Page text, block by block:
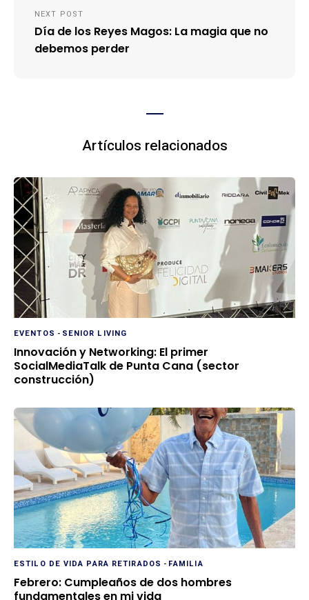
NEXT POST
Día de los Reyes Magos: La magia que no
debemos perder
Artículos relacionados
EVENTOS - SENIOR LIVING
Innovación y Networking: El primer
SocialMediaTalk de Punta Cana (sector
construcción)
ESTILO DE VIDA PARA RETIRADOS - FAMILIA
Febrero: Cumpleaños de dos hombres
fundamentales en mi vida